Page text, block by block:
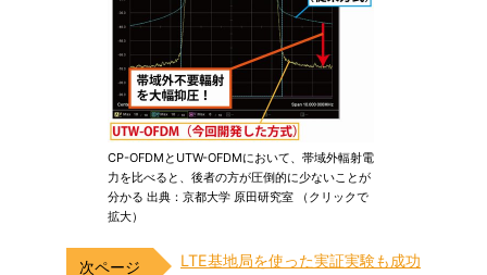
CP-OFDMとUTW-OFDMにおいて、帯域外輻射電
力を比べると、後者の方が圧倒的に少ないことが
分かる 出典：京都大学 原田研究室 （クリックで
拡大）
LTE基地局を使った実証実験も成功